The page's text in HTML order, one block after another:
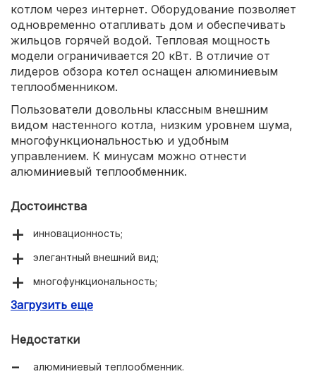
котлом через интернет. Оборудование позволяет
одновременно отапливать дом и обеспечивать
жильцов горячей водой. Тепловая мощность
модели ограничивается 20 кВт. В отличие от
лидеров обзора котел оснащен алюминиевым
теплообменником.
Пользователи довольны классным внешним
видом настенного котла, низким уровнем шума,
многофункциональностью и удобным
управлением. К минусам можно отнести
алюминиевый теплообменник.
Достоинства
инновационность;
элегантный внешний вид;
многофункциональность;
удобное управление.
Загрузить еще
Недостатки
алюминиевый теплообменник.